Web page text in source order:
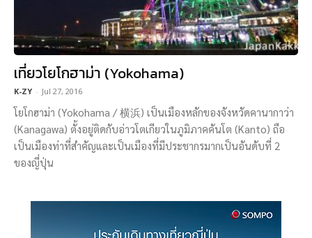
เที่ยวโยโกฮาม่า (Yokohama)
K-ZY - Jul 27, 2016
โยโกฮาม่า (Yokohama / 横浜) เป็นเมืองหลักของจังหวัดคานากาว่า
(Kanagawa) ตั้งอยู่ติดกับอ่าวโตเกียวในภูมิภาคคันโต (Kanto) ถือ
เป็นเมืองท่าที่สำคัญและเป็นเมืองที่มีประชากรมากเป็นอันดับที่ 2
ของญี่ปุ่น